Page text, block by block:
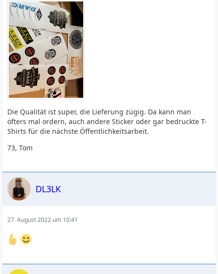
Die Qualität ist super, die Lieferung zügig. Da kann man
öfters mal ordern, auch andere Sticker oder gar bedruckte T-
Shirts für die nächste Öffentlichkeitsarbeit.
73, Tom
DL3LK
27. August 2022 um 10:41